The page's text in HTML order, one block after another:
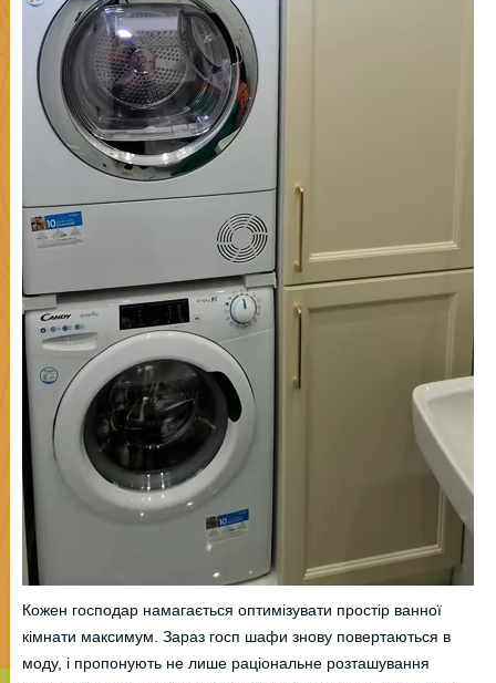
Кожен господар намагається оптимізувати простір ванної
кімнати максимум. Зараз госп шафи знову повертаються в
моду, і пропонують не лише раціональне розташування